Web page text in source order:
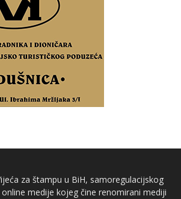
za štampu u BiH, samoregulacijskog
medije kojeg čine renomirani mediji